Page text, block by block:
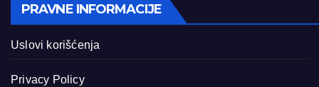
PRAVNE INFORMACIJE
Uslovi korišćenja
Privacy Policy